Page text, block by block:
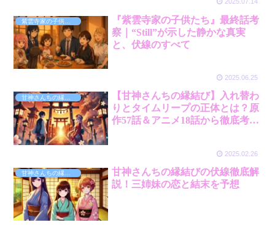
紫雲寺家の子供たち
『紫雲寺家の子供たち』最終話考
察｜“Still”が示した静かな真実
と、伏線のすべて
2025.06.25
【甘神さんちの縁結び】入れ替わ
りとタイムリープの正体とは？原
作57話＆アニメ18話から徹底考
2025.02.26
甘神さんちの縁結び
甘神さんちの縁結びの伏線徹底解
説！三姉妹の恋と結末を予想